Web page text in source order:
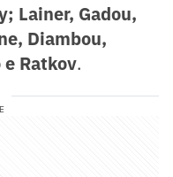
Lainer, Gadou,
Diambou,
Ratkov.